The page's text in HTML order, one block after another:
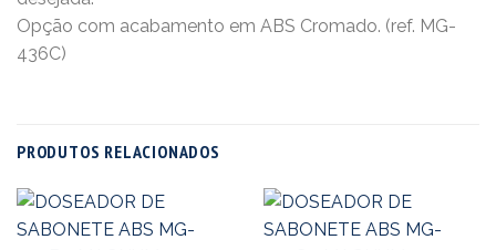
Opção com acabamento em ABS Cromado. (ref. MG-
436C)
PRODUTOS RELACIONADOS